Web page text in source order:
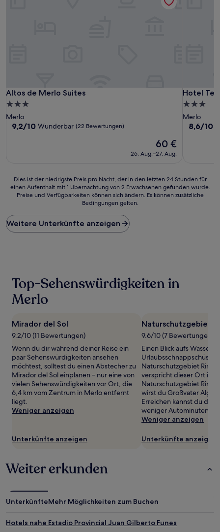
Altos de Merlo Suites
Altos de Merlo Suites
3.0-
Sterne-
Unterkunft
Merlo
9.2
9,2/10 Wunderbar (22 Bewertungen)
Der
Preis
beträgt
60 €
26. Aug.–27. Aug.
Hotel
Hotel
3.0-
Sterne-
Merlo
8.6
8,6/10
Dies
ist
Preis
pro
Nacht,
24 Stunden
einen
Aufenthalt
1 Übernachtung
2 Erwachsenen
gefunden
wurde.
Preise
und
Verfügbarkeiten
können
sich
ändern.
zusätzliche
Bedingungen
Dies ist der niedrigste Preis pro Nacht, der in den letzten 24 Stunden für
einen Aufenthalt mit 1 Übernachtung von 2 Erwachsenen gefunden wurde.
Preise und Verfügbarkeiten können sich ändern. Es können zusätzliche
Bedingungen gelten.
Weitere Unterkünfte anzeigen
Top-Sehenswürdigkeiten in
Merlo
Mirador del Sol
9.2/10 (11 Bewertungen)
Wenn du dir während deiner Reise ein
paar Sehenswürdigkeiten ansehen
möchtest, solltest du einen Abstecher zu
Mirador del Sol einplanen – nur eine von
vielen Sehenswürdigkeiten vor Ort, die
6,4 km vom Zentrum in Merlo entfernt
liegt.
Weniger anzeigen
Unterkünfte anzeigen
Naturschutzgebiet
9.6/10 (7 Bewertungen)
Einen Blick aufs Wasser
Urlaubsschnappschüsse
Naturschutzgebiet
verspricht dieser Ort in
Naturschutzgebiet
wirst du Großvater
Erreichen kannst du den
weniger Autominuten.
Weniger anzeigen
Unterkünfte anzeigen
Weiter erkunden
UnterkünfteMehr Möglichkeiten zum Buchen
Hotels nahe Estadio Provincial Juan Gilberto Funes